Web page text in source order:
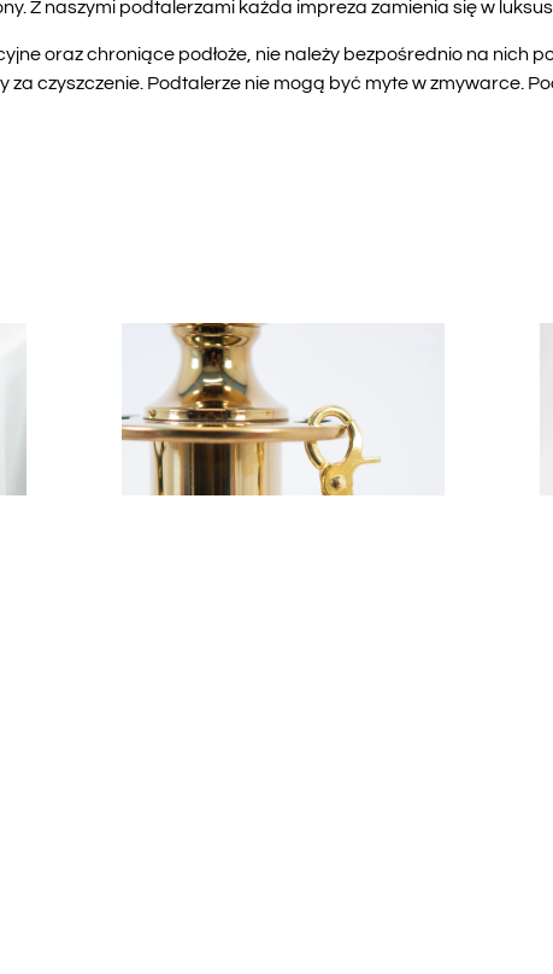
Z naszymi podtalerzami każda impreza zamienia się w
oraz chroniące podłoże, nie należy bezpośrednio na nich
za czyszczenie. Podtalerze nie mogą być myte w zmywarce.